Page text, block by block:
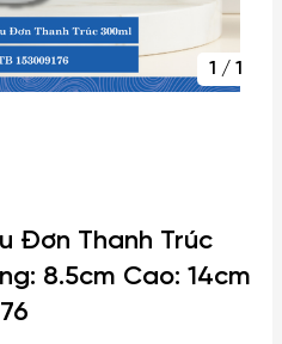
1 / 1
Đơn Thanh Trúc
8.5cm Cao: 14cm